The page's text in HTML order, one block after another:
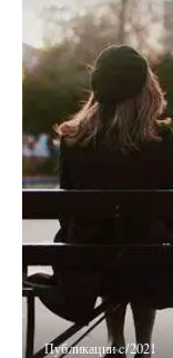
Публикации c/2021